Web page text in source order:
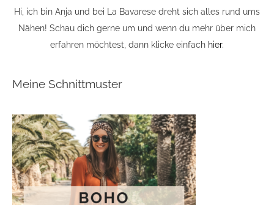
Hi, ich bin Anja und bei La Bavarese dreht sich alles rund ums
Nähen! Schau dich gerne um und wenn du mehr über mich
erfahren möchtest, dann klicke einfach hier.
Meine Schnittmuster